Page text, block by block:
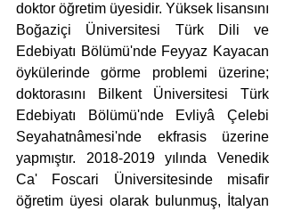
doktor öğretim üyesidir. Yüksek lisansını
Boğaziçi Üniversitesi Türk Dili ve
Edebiyatı Bölümü'nde Feyyaz Kayacan
öykülerinde görme problemi üzerine;
doktorasını Bilkent Üniversitesi Türk
Edebiyatı Bölümü'nde Evliyâ Çelebi
Seyahatnâmesi'nde ekfrasis üzerine
yapmıştır. 2018-2019 yılında Venedik
Ca' Foscari Üniversitesinde misafir
öğretim üyesi olarak bulunmuş, İtalyan